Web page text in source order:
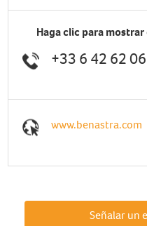
Haga clic para
+33 6 42 62 06
www.benastra.com
Señalar un